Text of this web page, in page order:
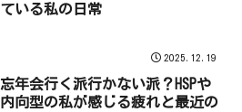
ている私の日常
2025.12.19
忘年会行く派行かない派？HSPや
内向型の私が感じる疲れと最近の